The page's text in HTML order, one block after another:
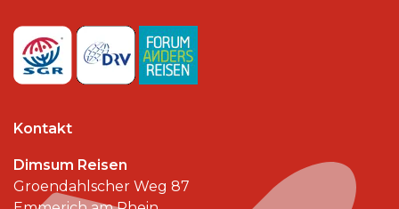
Kontakt
Dimsum Reisen
Groendahlscher Weg 87